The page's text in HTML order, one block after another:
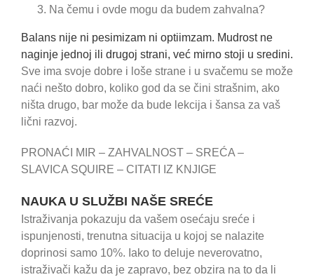
Na čemu i ovde mogu da budem zahvalna?
Balans nije ni pesimizam ni optiimzam. Mudrost ne
naginje jednoj ili drugoj strani, već mirno stoji u sredini.
Sve ima svoje dobre i loše strane i u svačemu se može
naći nešto dobro, koliko god da se čini strašnim, ako
ništa drugo, bar može da bude lekcija i šansa za vaš
lični razvoj.
PRONAĆI MIR – ZAHVALNOST – SREĆA –
SLAVICA SQUIRE – CITATI IZ KNJIGE
NAUKA U SLUŽBI NAŠE SREĆE
Istraživanja pokazuju da vašem osećaju sreće i
ispunjenosti, trenutna situacija u kojoj se nalazite
doprinosi samo 10%. Iako to deluje neverovatno,
istraživači kažu da je zapravo, bez obzira na to da li